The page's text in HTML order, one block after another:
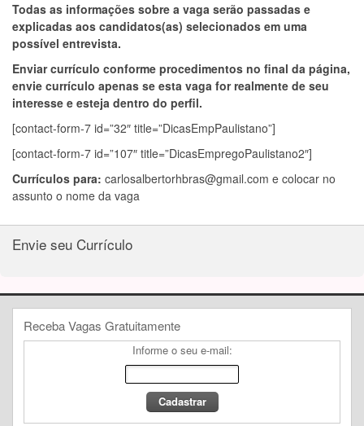
Todas as informações sobre a vaga serão passadas e
explicadas aos candidatos(as) selecionados em uma
possível entrevista.
Enviar currículo conforme procedimentos no final da página,
envie currículo apenas se esta vaga for realmente de seu
interesse e esteja dentro do perfil.
[contact-form-7 id=”32″ title=”DicasEmpPaulistano”]
[contact-form-7 id=”107″ title=”DicasEmpregoPaulistano2″]
Currículos para: carlosalbertorhbras@gmail.com e colocar no
assunto o nome da vaga
Envie seu Currículo
Receba Vagas Gratuitamente
Informe o seu e-mail: